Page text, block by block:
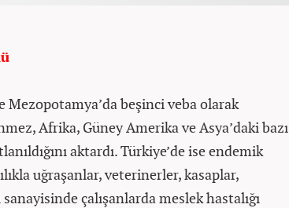
Mezopotamya’da beşinci veba olarak
Afrika, Güney Amerika ve Asya’daki bazı
aktardı. Türkiye’de ise endemik
uğraşanlar, veterinerler, kasaplar,
çalışanlarda meslek hastalığı